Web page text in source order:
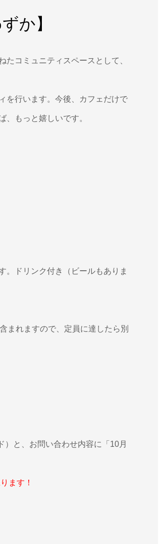
か】
たコミュニティスペースとして、
を行います。今後、カフェだけで
、もっと嬉しいです。
ドリンク付き（ビールもありま
まれますので、定員に達したら別
）と、お問い合わせ内容に「10月
ます！